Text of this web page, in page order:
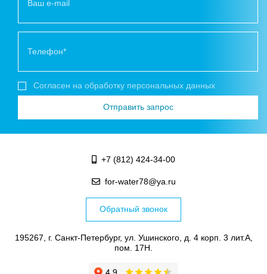
Согласен на обработку персональных данных
+7 (812) 424-34-00
for-water78@ya.ru
Обратный звонок
195267, г. Санкт-Петербург, ул. Ушинского, д. 4 корп. 3 лит.А,
пом. 17Н.